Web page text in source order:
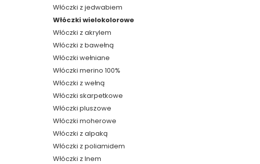
Włóczki z jedwabiem
Włóczki wielokolorowe
Włóczki z akrylem
Włóczki z bawełną
Włóczki wełniane
Włóczki merino 100%
Włóczki z wełną
Włóczki skarpetkowe
Włóczki pluszowe
Włóczki moherowe
Włóczki z alpaką
Włóczki z poliamidem
Włóczki z lnem